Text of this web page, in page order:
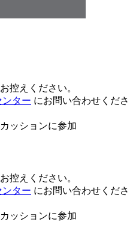
控えください。
ター にお問い合わせくださ
ッションに参加
控えください。
ター にお問い合わせくださ
ッションに参加